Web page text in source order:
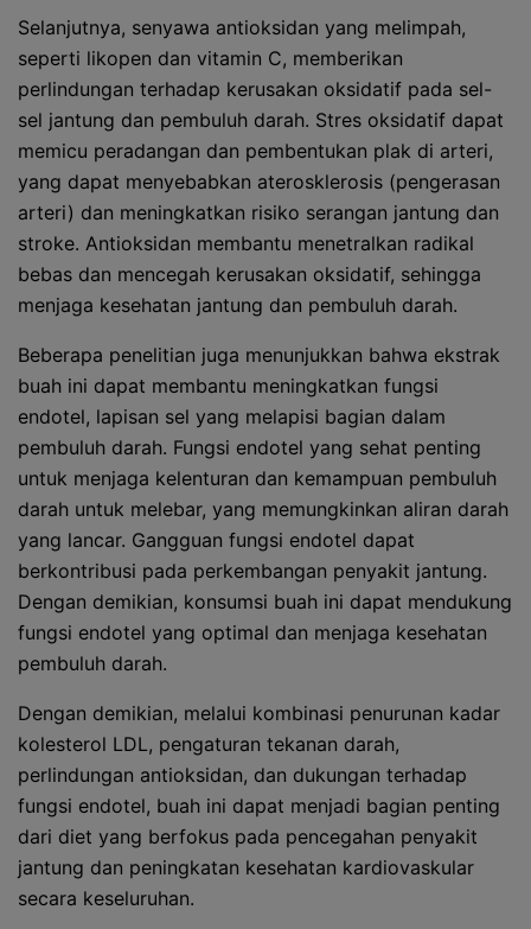
Selanjutnya, senyawa antioksidan yang melimpah,
seperti likopen dan vitamin C, memberikan
perlindungan terhadap kerusakan oksidatif pada sel-
sel jantung dan pembuluh darah. Stres oksidatif dapat
memicu peradangan dan pembentukan plak di arteri,
yang dapat menyebabkan aterosklerosis (pengerasan
arteri) dan meningkatkan risiko serangan jantung dan
stroke. Antioksidan membantu menetralkan radikal
bebas dan mencegah kerusakan oksidatif, sehingga
menjaga kesehatan jantung dan pembuluh darah.
Beberapa penelitian juga menunjukkan bahwa ekstrak
buah ini dapat membantu meningkatkan fungsi
endotel, lapisan sel yang melapisi bagian dalam
pembuluh darah. Fungsi endotel yang sehat penting
untuk menjaga kelenturan dan kemampuan pembuluh
darah untuk melebar, yang memungkinkan aliran darah
yang lancar. Gangguan fungsi endotel dapat
berkontribusi pada perkembangan penyakit jantung.
Dengan demikian, konsumsi buah ini dapat mendukung
fungsi endotel yang optimal dan menjaga kesehatan
pembuluh darah.
Dengan demikian, melalui kombinasi penurunan kadar
kolesterol LDL, pengaturan tekanan darah,
perlindungan antioksidan, dan dukungan terhadap
fungsi endotel, buah ini dapat menjadi bagian penting
dari diet yang berfokus pada pencegahan penyakit
jantung dan peningkatan kesehatan kardiovaskular
secara keseluruhan.